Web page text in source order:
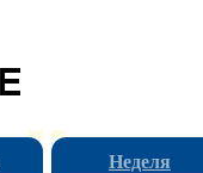
Неделя